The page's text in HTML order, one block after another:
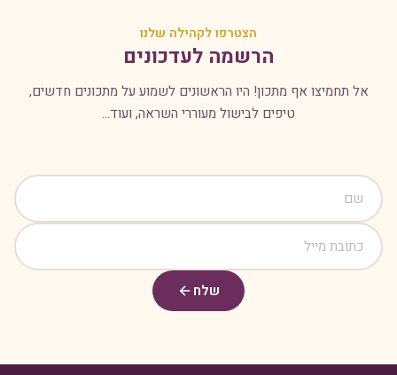
הצטרפו לקהילה שלנו
הרשמה לעדכונים
אל תחמיצו אף מתכון! היו הראשונים לשמוע על מתכונים חדשים,
טיפים לבישול מעוררי השראה, ועוד...
שלח